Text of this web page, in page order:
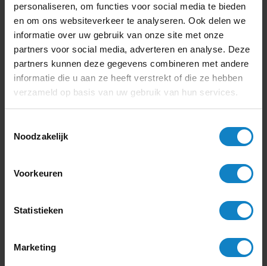
personaliseren, om functies voor social media te bieden
en om ons websiteverkeer te analyseren. Ook delen we
informatie over uw gebruik van onze site met onze
partners voor social media, adverteren en analyse. Deze
partners kunnen deze gegevens combineren met andere
informatie die u aan ze heeft verstrekt of die ze hebben
verzameld op basis van uw gebruik van hun services.
Noodzakelijk
Voorkeuren
Statistieken
Marketing
4
Kwaliteit
Duidelijke communicatie
“Goede producten, netjes afgeleverd.”